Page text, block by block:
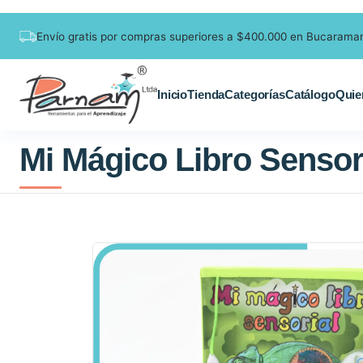
Envío gratis por compras superiores a $400.000 en
InicioTiendaCategoríasCatálogo
Mi Mágico Libro